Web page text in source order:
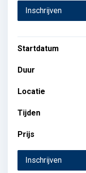
Inschrijven
Startdatum
Duur
Locatie
Tijden
Prijs
Inschrijven